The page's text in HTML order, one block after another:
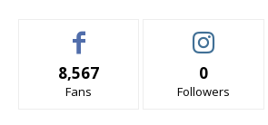
8,567
Fans
0
Followers